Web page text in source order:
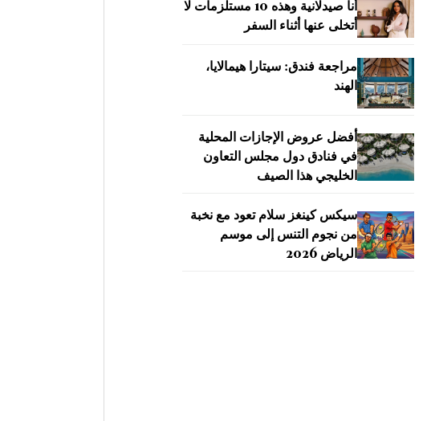
أنا صيدلانية وهذه 10 مستلزمات لا
أتخلى عنها أثناء السفر
مراجعة فندق: سيتارا هيمالايا،
الهند
أفضل عروض الإجازات المحلية
في فنادق دول مجلس التعاون
الخليجي هذا الصيف
سيكس كينغز سلام تعود مع نخبة
من نجوم التنس إلى موسم
الرياض 2026